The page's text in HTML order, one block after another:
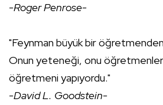
-Roger Penrose-
"Feynman büyük bir
Onun yeteneği, onu
öğretmeni yapıyordu."
-David L. Goodstein-